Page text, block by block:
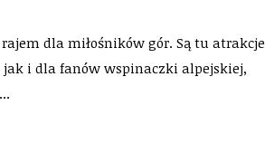
dla miłośników gór. Są tu atrakcje
jak i dla fanów wspinaczki alpejskiej,